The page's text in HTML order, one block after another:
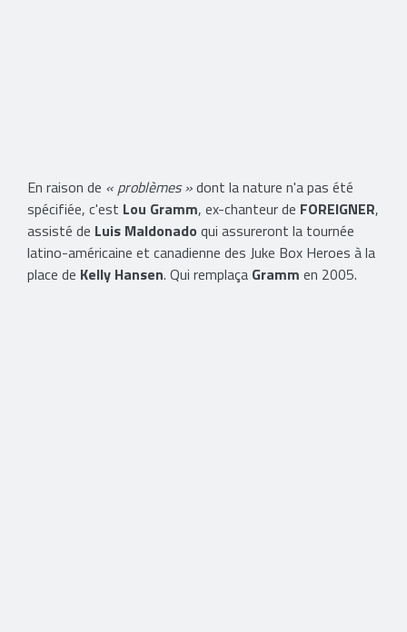
En raison de « problèmes »dont la nature n'a pas été
spécifiée, c'est Lou Gramm, ex-chanteur de FOREIGNER,
assisté de Luis Maldonado qui assureront la tournée
latino-américaine et canadienne des Juke Box Heroes à la
place de Kelly Hansen. Qui remplaça Gramm en 2005.